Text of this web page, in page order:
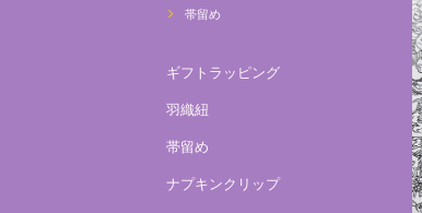
帯留め
ギフトラッピング
羽織紐
帯留め
ナプキンクリップ